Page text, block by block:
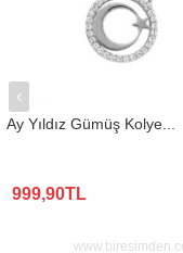
Ay Yıldız Gümüş Kolye...
999,90TL